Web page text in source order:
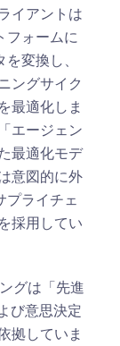
イアントは
フォームに
変換し、
ングサイク
最適化しま
エージェン
最適化モデ
意図的に外
プライチェ
採用してい
グは「先進
び意思決定
拠していま